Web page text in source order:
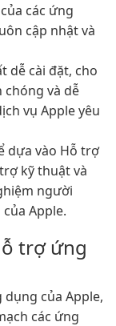
các ứng
cập nhật và
dễ cài đặt, cho
và dễ
vụ Apple yêu
dựa vào Hỗ trợ
kỹ thuật và
người
Apple.
trợ ứng
của Apple,
các ứng